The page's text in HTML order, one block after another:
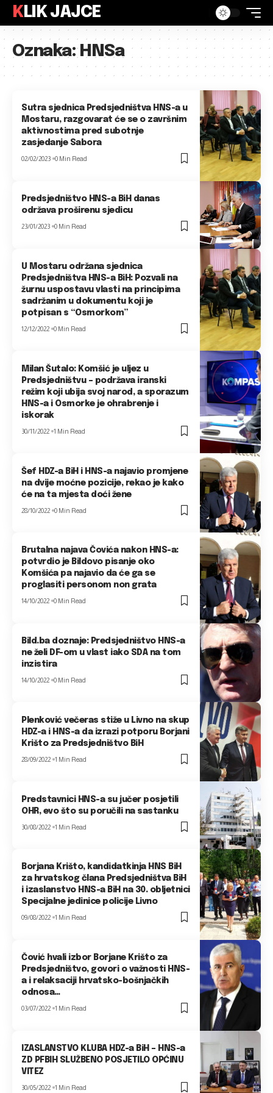
KLIK JAJCE
Oznaka:HNSa
Sutra sjednica Predsjedništva HNS-a u
Mostaru, razgovarat će se o završnim
aktivnostima pred subotnje
zasjedanje Sabora
02/02/2023 0 Min Read
Predsjedništvo HNS-a BiH danas
održava proširenu sjedicu
23/01/2023 0 Min Read
U Mostaru održana sjednica
Predsjedništva HNS-a BiH: Pozvali na
žurnu uspostavu vlasti na principima
sadržanim u dokumentu koji je
potpisan s “Osmorkom”
12/12/2022 0 Min Read
Milan Šutalo: Komšić je uljez u
Predsjedništvu – podržava iranski
režim koji ubija svoj narod, a sporazum
HNS-a i Osmorke je ohrabrenje i
iskorak
30/11/2022 1 Min Read
Šef HDZ-a BiH i HNS-a najavio promjene
na dvije moćne pozicije, rekao je kako
će na ta mjesta doći žene
28/10/2022 0 Min Read
Brutalna najava Čovića nakon HNS-a:
potvrdio je Bildovo pisanje oko
Komšića pa najavio da će ga se
proglasiti personom non grata
14/10/2022 0 Min Read
Bild.ba doznaje: Predsjedništvo HNS-a
ne želi DF-om u vlast iako SDA na tom
inzistira
14/10/2022 0 Min Read
Plenković večeras stiže u Livno na skup
HDZ-a i HNS-a da izrazi potporu Borjani
Krišto za Predsjedništvo BiH
28/09/2022 1 Min Read
Predstavnici HNS-a su jučer posjetili
OHR, evo što su poručili na sastanku
30/08/2022 1 Min Read
Borjana Krišto, kandidatkinja HNS BiH
za hrvatskog člana Predsjedništva BiH
i izaslanstvo HNS-a BiH na 30. obljetnici
Specijalne jedinice policije Livno
09/08/2022 1 Min Read
Čović hvali izbor Borjane Krišto za
Predsjedništvo, govori o važnosti HNS-
a i relaksaciji hrvatsko-bošnjačkih
odnosa…
03/07/2022 1 Min Read
IZASLANSTVO KLUBA HDZ-a BiH – HNS-a
ZD PFBIH SLUŽBENO POSJETILO OPĆINU
VITEZ
30/05/2022 1 Min Read